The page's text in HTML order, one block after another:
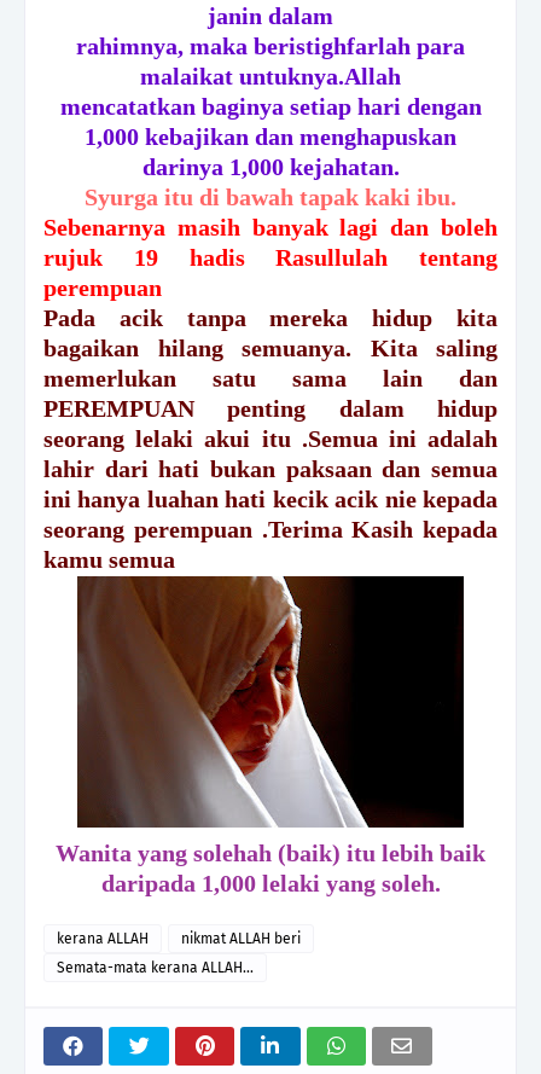
janin dalam
rahimnya, maka beristighfarlah para
malaikat untuknya.Allah
mencatatkan baginya setiap hari dengan
1,000 kebajikan dan menghapuskan
darinya 1,000 kejahatan.
Syurga itu di bawah tapak kaki ibu.
Sebenarnya masih banyak lagi dan boleh
rujuk 19 hadis Rasullulah tentang
perempuan
Pada acik tanpa mereka hidup kita
bagaikan hilang semuanya. Kita saling
memerlukan satu sama lain dan
PEREMPUAN penting dalam hidup
seorang lelaki akui itu .Semua ini adalah
lahir dari hati bukan paksaan dan semua
ini hanya luahan hati kecik acik nie kepada
seorang perempuan .Terima Kasih kepada
kamu semua
Wanita yang solehah (baik) itu lebih baik
daripada 1,000 lelaki yang soleh.
kerana ALLAH
nikmat ALLAH beri
Semata-mata kerana ALLAH...